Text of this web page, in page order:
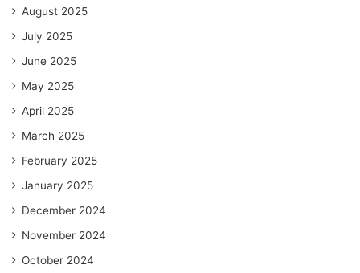
August 2025
July 2025
June 2025
May 2025
April 2025
March 2025
February 2025
January 2025
December 2024
November 2024
October 2024